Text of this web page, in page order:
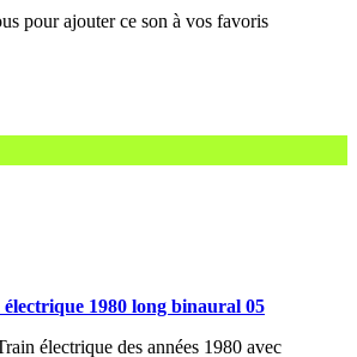
1980 long binaural 05
électrique des années 1980 avec